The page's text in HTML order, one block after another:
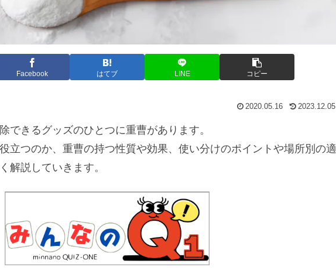
Facebook はてブ LINE コピー
2020.05.16 2023.12.05
できるグッズのひとつに重曹があります。
立つのか、重曹の持つ性質や効果、使い分けのポイントや場所別の適
解説していきます。